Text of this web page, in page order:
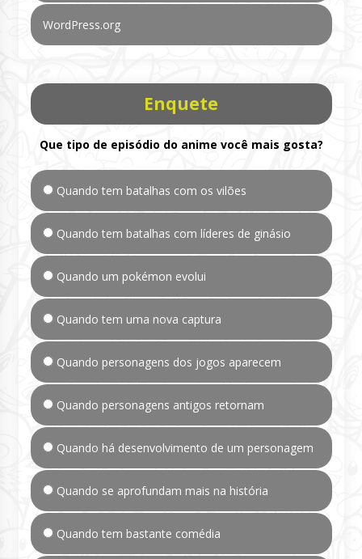
WordPress.org
Enquete
Que tipo de episódio do anime você mais gosta?
Quando tem batalhas com os vilões
Quando tem batalhas com líderes de ginásio
Quando um pokémon evolui
Quando tem uma nova captura
Quando personagens dos jogos aparecem
Quando personagens antigos retornam
Quando há desenvolvimento de um personagem
Quando se aprofundam mais na história
Quando tem bastante comédia